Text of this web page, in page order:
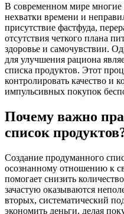
В современном мире многие
нехватки времени и
присутствие фастфуда,
отсутствия четкого плана
здоровье и самочувствии.
для улучшения рациона
списка продуктов. Этот
контролировать качество и
импульсивных покупок
Почему важно
список
Создание продуманного
осознанному отношению к
помогает снизить
зачастую оказываются
вторых, систематический
экономить деньги, делая